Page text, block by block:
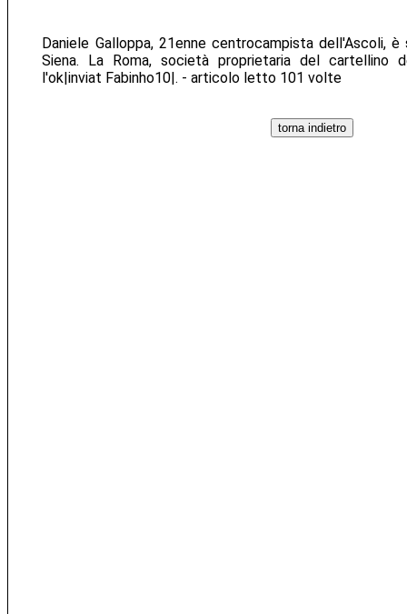
Daniele Galloppa, 21enne centrocampista dell'Ascoli,
Siena. La Roma, società proprietaria del cartellino
l'ok|inviat Fabinho10|. - articolo letto 101 volte